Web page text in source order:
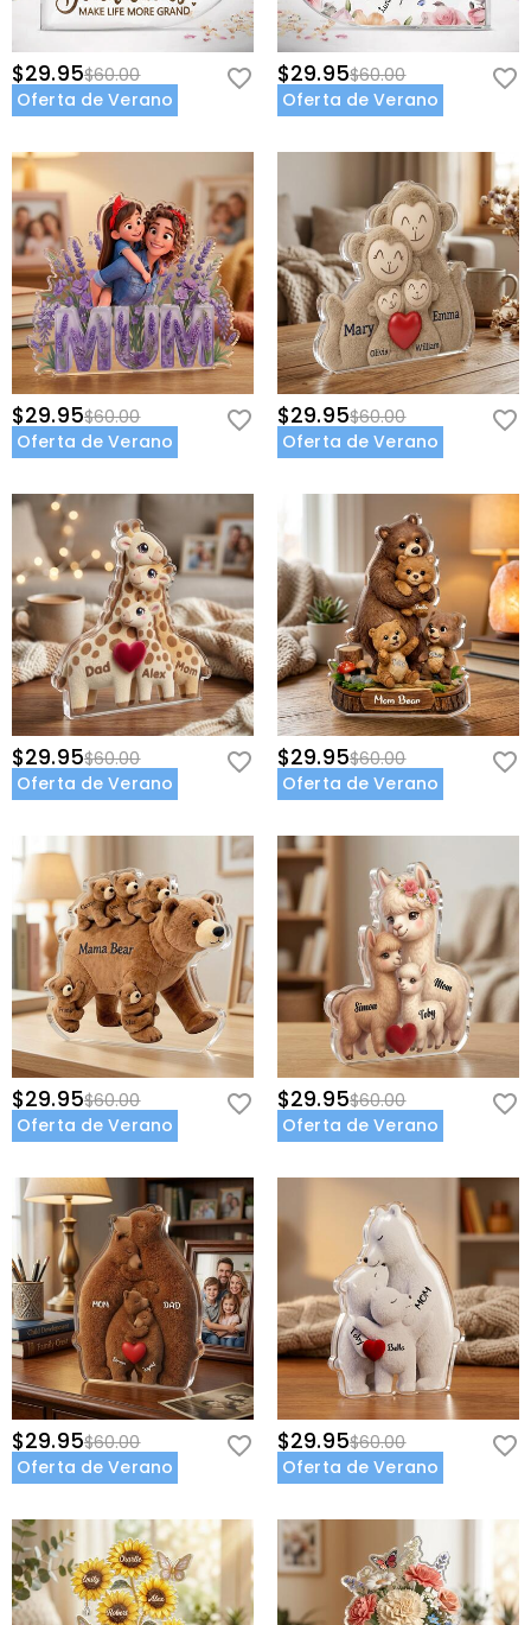
$29.95$60.00
Oferta de Verano
$29.95$60.00
Oferta de Verano
$29.95$60.00
Oferta de Verano
$29.95$60.00
Oferta de Verano
$29.95$60.00
Oferta de Verano
$29.95$60.00
Oferta de Verano
$29.95$60.00
Oferta de Verano
$29.95$60.00
Oferta de Verano
$29.95$60.00
Oferta de Verano
$29.95$60.00
Oferta de Verano